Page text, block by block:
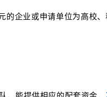
的企业或申请单位为高校